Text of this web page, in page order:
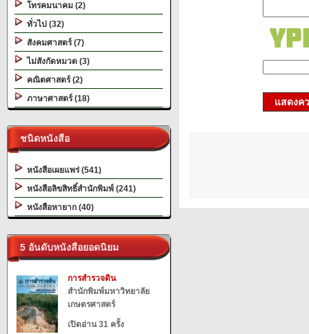
โทรคมนาคม (2)
ทั่วไป (32)
สังคมศาสตร์ (7)
ไม่สังกัดหมวด (3)
คณิตศาสตร์ (2)
ภาษาศาสตร์ (18)
ชนิดหนังสือ
หนังสือเผยแพร่ (541)
หนังสือลิขสิทธิ์สำนักพิมพ์ (241)
หนังสือหายาก (40)
5 อันดับหนังสือยอดนิยม
การสำรวจดิน
สำนักพิมพ์มหาวิทยาลัย
เกษตรศาสตร์
เปิดอ่าน 31 ครั้ง
แสดงค